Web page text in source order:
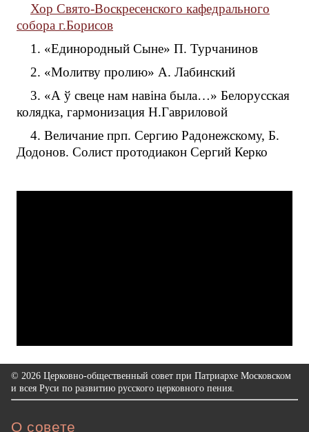
Хор Свято-Воскресенского кафедрального
собора г.Борисов
1. «Единородный Сыне» П. Турчанинов
2. «Молитву пролию» А. Лабинский
3. «А ў свеце нам навіна была…» Белорусская
колядка, гармонизация Н.Гавриловой
4. Величание прп. Сергию Радонежскому, Б.
Додонов. Солист протодиакон Сергий Керко
© 2026 Церковно-общественный совет при Патриархе Московском
и всея Руси по развитию русского церковного пения.
О совете